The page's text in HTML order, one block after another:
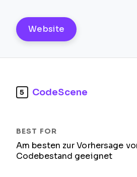
Website
5 CodeScene
Am besten zur Vorhersage
Codebestand geeignet